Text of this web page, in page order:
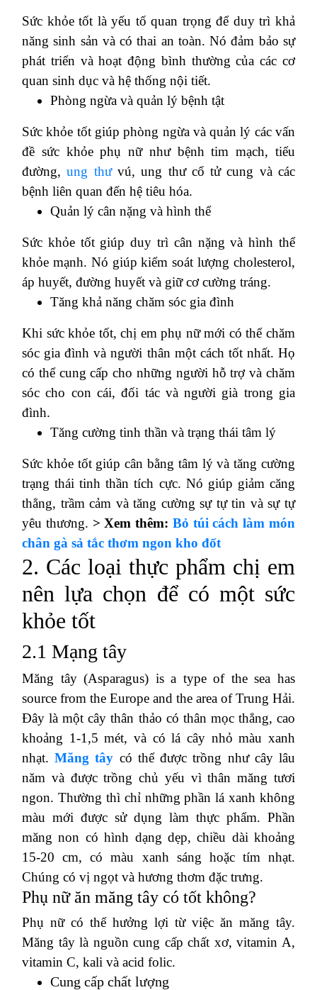
Sức khỏe tốt là yếu tố quan trọng để duy trì khả
năng sinh sản và có thai an toàn. Nó đảm bảo sự
phát triển và hoạt động bình thường của các cơ
quan sinh dục và hệ thống nội tiết.
Phòng ngừa và quản lý bệnh tật
Sức khỏe tốt giúp phòng ngừa và quản lý các vấn
đề sức khỏe phụ nữ như bệnh tim mạch, tiểu
đường, ung thưvú, ung thư cổ tử cung và các
bệnh liên quan đến hệ tiêu hóa.
Quản lý cân nặng và hình thể
Sức khỏe tốt giúp duy trì cân nặng và hình thể
khỏe mạnh. Nó giúp kiểm soát lượng cholesterol,
áp huyết, đường huyết và giữ cơ cường tráng.
Tăng khả năng chăm sóc gia đình
Khi sức khỏe tốt, chị em phụ nữ mới có thể chăm
sóc gia đình và người thân một cách tốt nhất. Họ
có thể cung cấp cho những người hỗ trợ và chăm
sóc cho con cái, đối tác và người già trong gia
đình.
Tăng cường tinh thần và trạng thái tâm lý
Sức khỏe tốt giúp cân bằng tâm lý và tăng cường
trạng thái tinh thần tích cực. Nó giúp giảm căng
thẳng, trầm cảm và tăng cường sự tự tin và sự tự
yêu thương. > Xem thêm: Bỏ túi cách làm món
chân gà sả tắc thơm ngon kho đốt
2. Các loại thực phẩm chị em
nên lựa chọn để có một sức
khỏe tốt
2.1 Mạng tây
Măng tây (Asparagus) is a type of the sea has
source from the Europe and the area of ​​​​Trung Hải.
Đây là một cây thân thảo có thân mọc thẳng, cao
khoảng 1-1,5 mét, và có lá cây nhỏ màu xanh
nhạt.Măng tây có thể được trồng như cây lâu
năm và được trồng chủ yếu vì thân măng tươi
ngon. Thường thì chỉ những phần lá xanh không
màu mới được sử dụng làm thực phẩm. Phần
măng non có hình dạng dẹp, chiều dài khoảng
15-20 cm, có màu xanh sáng hoặc tím nhạt.
Chúng có vị ngọt và hương thơm đặc trưng.
Phụ nữ ăn măng tây có tốt không?
Phụ nữ có thể hưởng lợi từ việc ăn măng tây.
Măng tây là nguồn cung cấp chất xơ, vitamin A,
vitamin C, kali và acid folic.
Cung cấp chất lượng